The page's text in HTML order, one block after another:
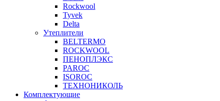
Rockwool
Tyvek
Delta
Утеплители
BELTERMO
ROCKWOOL
ПЕНОПЛЭКС
PAROC
ISOROC
ТЕХНОНИКОЛЬ
Комплектующие